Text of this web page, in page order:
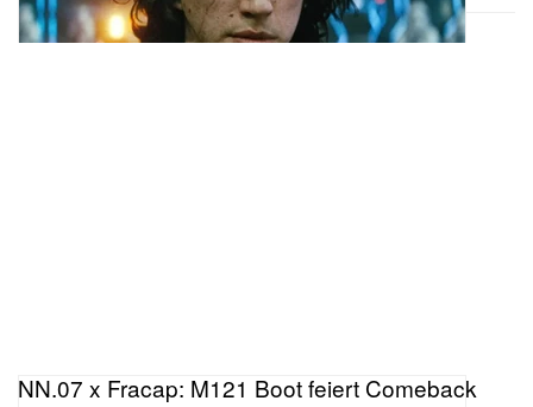
NN.07 x Fracap: M121 Boot feiert Comeback